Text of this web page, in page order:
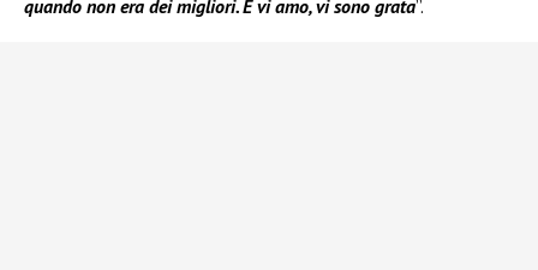
quando non era dei migliori. E vi amo, vi sono grata”.